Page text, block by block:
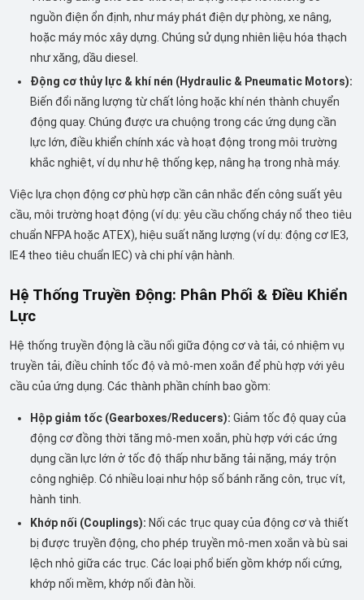
nguồn điện ổn định, như máy phát điện dự phòng, xe nâng,
hoặc máy móc xây dựng. Chúng sử dụng nhiên liệu hóa thạch
như xăng, dầu diesel.
Động cơ thủy lực & khí nén (Hydraulic & Pneumatic Motors):
Biến đổi năng lượng từ chất lỏng hoặc khí nén thành chuyển
động quay. Chúng được ưa chuộng trong các ứng dụng cần
lực lớn, điều khiển chính xác và hoạt động trong môi trường
khắc nghiệt, ví dụ như hệ thống kẹp, nâng hạ trong nhà máy.
Việc lựa chọn động cơ phù hợp cần cân nhắc đến công suất yêu
cầu, môi trường hoạt động (ví dụ: yêu cầu chống cháy nổ theo tiêu
chuẩn NFPA hoặc ATEX), hiệu suất năng lượng (ví dụ: động cơ IE3,
IE4 theo tiêu chuẩn IEC) và chi phí vận hành.
Hệ Thống Truyền Động: Phân Phối & Điều Khiển
Lực
Hệ thống truyền động là cầu nối giữa động cơ và tải, có nhiệm vụ
truyền tải, điều chỉnh tốc độ và mô-men xoắn để phù hợp với yêu
cầu của ứng dụng. Các thành phần chính bao gồm:
Hộp giảm tốc (Gearboxes/Reducers): Giảm tốc độ quay của
động cơ đồng thời tăng mô-men xoắn, phù hợp với các ứng
dụng cần lực lớn ở tốc độ thấp như băng tải nặng, máy trộn
công nghiệp. Có nhiều loại như hộp số bánh răng côn, trục vít,
hành tinh.
Khớp nối (Couplings): Nối các trục quay của động cơ và thiết
bị được truyền động, cho phép truyền mô-men xoắn và bù sai
lệch nhỏ giữa các trục. Các loại phổ biến gồm khớp nối cứng,
khớp nối mềm, khớp nối đàn hồi.